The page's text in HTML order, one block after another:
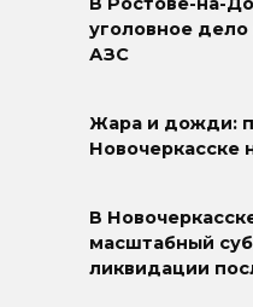
уголовное
АЗС
Жара и дожди:
Новочеркасске
В
масштабный
ликвидации